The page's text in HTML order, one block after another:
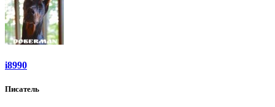
i8990
Писатель